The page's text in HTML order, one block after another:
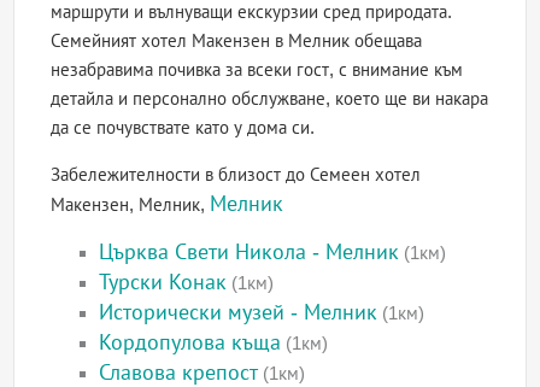
маршрути и вълнуващи екскурзии сред природата.
Семейният хотел Макензен в Мелник обещава
незабравима почивка за всеки гост, с внимание към
детайла и персонално обслужване, което ще ви накара
да се почувствате като у дома си.
Забележителности в близост до Семеен хотел
Макензен, Мелник, Мелник
Църква Свети Никола - Мелник (1км)
Турски Конак (1км)
Исторически музей - Мелник (1км)
Кордопулова къща (1км)
Славова крепост(1км)